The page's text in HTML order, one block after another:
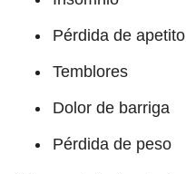
Pérdida de apetito
Temblores
Dolor de barriga
Pérdida de peso